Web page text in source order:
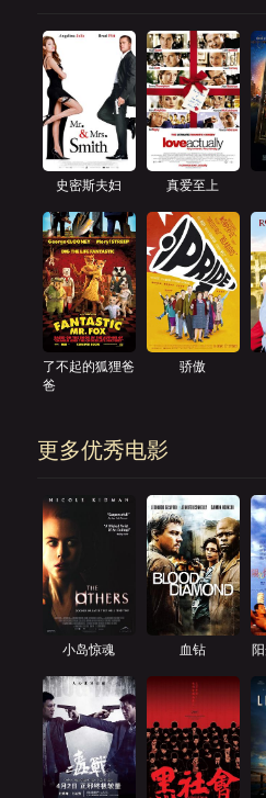
史密斯夫妇 真爱至上
了不起的狐狸爸
爸
骄傲
更多优秀电影
小岛惊魂 血钻